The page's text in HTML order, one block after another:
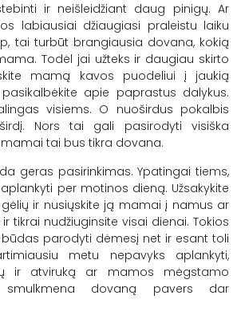
ir neišleidžiant daug pinigų. Ar
labiausiai džiaugiasi praleistu laiku
tai turbūt brangiausia dovana, kokią
Todėl jai užteks ir daugiau skirto
mamą kavos puodeliui į jaukią
apie paprastus dalykus.
visiems. O nuoširdus pokalbis
Nors tai gali pasirodyti visiška
tai bus tikra dovana.
geras pasirinkimas. Ypatingai tiems,
per motinos dieną. Užsakykite
ir nusiųskite ją mamai į namus ar
tikrai nudžiuginsite visai dienai. Tokios
parodyti dėmesį net ir esant toli
metu nepavyks aplankyti,
ir atviruką ar mamos mėgstamo
smulkmena dovaną pavers dar